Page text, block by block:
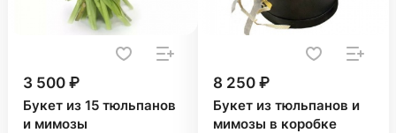
3 500 ₽
Букет из 15 тюльпанов
и мимозы
8 250 ₽
Букет из тюльпанов и
мимозы в коробке